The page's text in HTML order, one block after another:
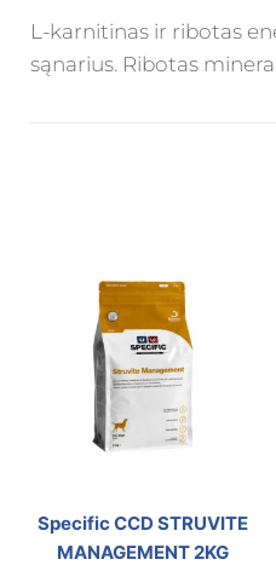
L-karnitinas ir ribotas
sąnarius. Ribotas
Specific CCD STRUVITE
MANAGEMENT 2KG